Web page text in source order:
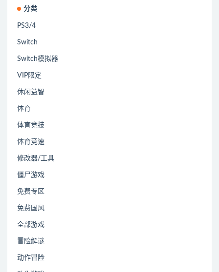
分类
PS3/4
Switch
Switch模拟器
VIP限定
休闲益智
体育
体育竞技
体育竞速
修改器/工具
僵尸游戏
免费专区
免费国风
全部游戏
冒险解谜
动作冒险